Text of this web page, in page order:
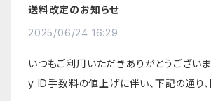
送料改定のお知らせ
2025/06/24 16:29
いつもご利用いただきありがとうござい
y ID手数料の値上げに伴い、下記の通り